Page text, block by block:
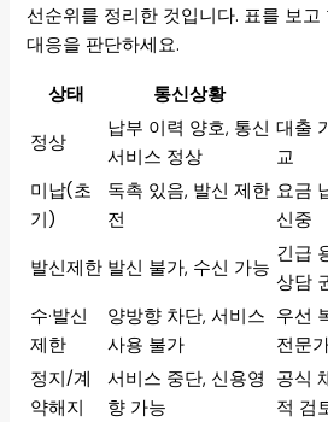
선순위를 정리한 것입니다. 표를 보고
대응을 판단하세요.
상태 통신상황
정상
납부 이력 양호, 통신
서비스 정상
대출
교
미납(초
기)
독촉 있음, 발신 제한
전
요금
신중
발신제한 발신 불가, 수신 가능
긴급
상담
수·발신
제한
양방향 차단, 서비스
사용 불가
우선
전문
정지/계
약해지
서비스 중단, 신용영
향 가능
공식
적 검